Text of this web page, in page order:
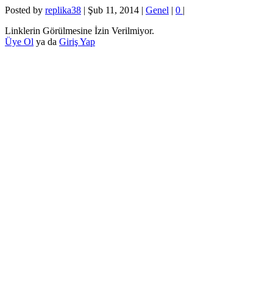
Posted by replika38 | Şub 11, 2014 | Genel | 0 |
Linklerin Görülmesine İzin Verilmiyor.
Üye Ol ya da Giriş Yap